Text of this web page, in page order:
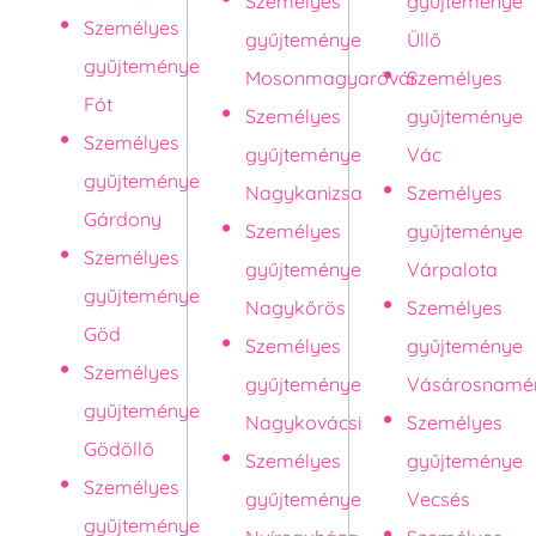
Személyes
gyűjteménye
Fót
Személyes
gyűjteménye
Gárdony
Személyes
gyűjteménye
Göd
Személyes
gyűjteménye
Gödöllő
Személyes
gyűjteménye
gyűjteménye
Mosonmagyaróvár
Személyes
gyűjteménye
Nagykanizsa
Személyes
gyűjteménye
Nagykőrös
Személyes
gyűjteménye
Nagykovácsi
Személyes
gyűjteménye
Üllő
Személyes
gyűjteménye
Vác
Személyes
gyűjteménye
Várpalota
Személyes
gyűjteménye
Személyes
gyűjteménye
Vecsés